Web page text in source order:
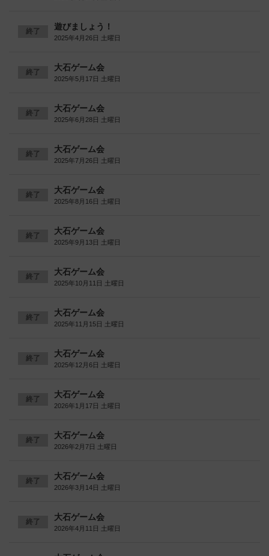
終了 遊びましょう！
2025年4月26日 土曜日
終了 大石ゲーム会
2025年5月17日 土曜日
終了 大石ゲーム会
2025年6月28日 土曜日
終了 大石ゲーム会
2025年7月26日 土曜日
終了 大石ゲーム会
2025年8月16日 土曜日
終了 大石ゲーム会
2025年9月13日 土曜日
終了 大石ゲーム会
2025年10月11日 土曜日
終了 大石ゲーム会
2025年11月15日 土曜日
終了 大石ゲーム会
2025年12月6日 土曜日
終了 大石ゲーム会
2026年1月17日 土曜日
終了 大石ゲーム会
2026年2月7日 土曜日
終了 大石ゲーム会
2026年3月14日 土曜日
終了 大石ゲーム会
2026年4月11日 土曜日